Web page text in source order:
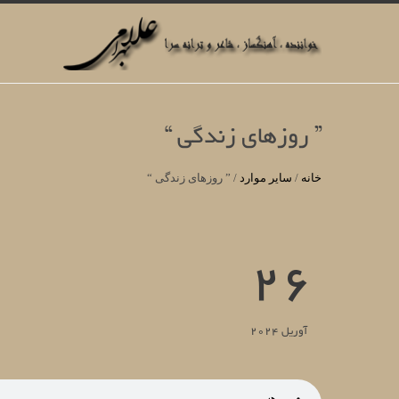
” روزهای زندگی “
خانه / سایر موارد / ” روزهای زندگی “
26
آوریل 2024